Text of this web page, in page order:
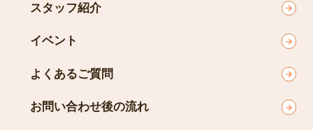
スタッフ紹介
イベント
よくあるご質問
お問い合わせ後の流れ